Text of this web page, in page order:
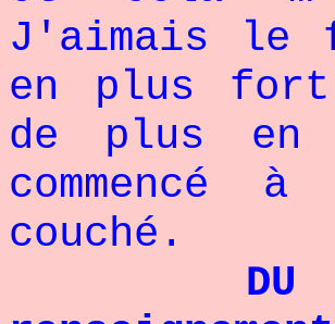
J'aimais le
en plus fort
de plus
commencé
couché.
DU :